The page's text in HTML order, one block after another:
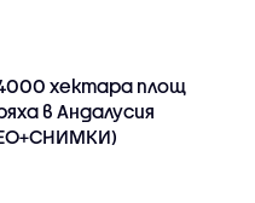
хектара площ
в Андалусия